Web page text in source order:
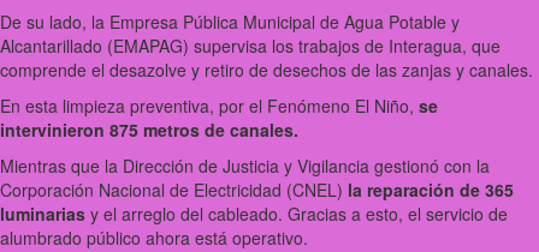
De su lado, la Empresa Pública Municipal de Agua Potable y
Alcantarillado (EMAPAG) supervisa los trabajos de Interagua, que
comprende el desazolve y retiro de desechos de las zanjas y canales.
En esta limpieza preventiva, por el Fenómeno El Niño, se
intervinieron 875 metros de canales.
Mientras que la Dirección de Justicia y Vigilancia gestionó con la
Corporación Nacional de Electricidad (CNEL) la reparación de 365
luminarias y el arreglo del cableado. Gracias a esto, el servicio de
alumbrado público ahora está operativo.